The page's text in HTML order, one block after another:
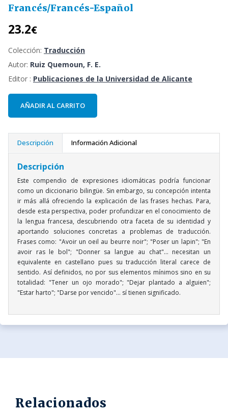
Francés/Francés-Español
23.2€
Colección: Traducción
Autor: Ruiz Quemoun, F. E.
Editor : Publicaciones de la Universidad de Alicante
AÑADIR AL CARRITO
Descripción Información Adicional
Descripción
Este compendio de expresiones idiomáticas podría funcionar
como un diccionario bilingüe. Sin embargo, su concepción intenta
ir más allá ofreciendo la explicación de las frases hechas. Para,
desde esta perspectiva, poder profundizar en el conocimiento de
la lengua francesa, descubriendo otra faceta de su identidad y
aportando soluciones concretas a problemas de traducción.
Frases como: "Avoir un oeil au beurre noir"; "Poser un lapin"; "En
avoir ras le bol"; "Donner sa langue au chat"... necesitan un
equivalente en castellano pues su traducción literal carece de
sentido. Así definidos, no por sus elementos mínimos sino en su
totalidad: "Tener un ojo morado"; "Dejar plantado a alguien";
"Estar harto"; "Darse por vencido"... sí tienen significado.
Relacionados